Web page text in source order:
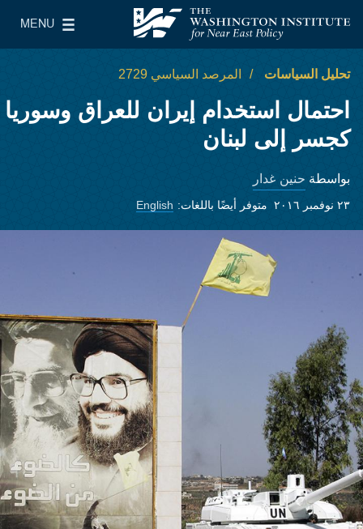
معهد واشنطن لسياسات الشرق الأدنى
MENU
Main Menu
تحليل السياسات المرصد السياسي 2729
احتمال استخدام إيران للعراق وسوريا
كجسر إلى لبنان
بواسطة حنين غدار
٢٣ نوفمبر ٢٠١٦ متوفر أيضًا باللغات: English